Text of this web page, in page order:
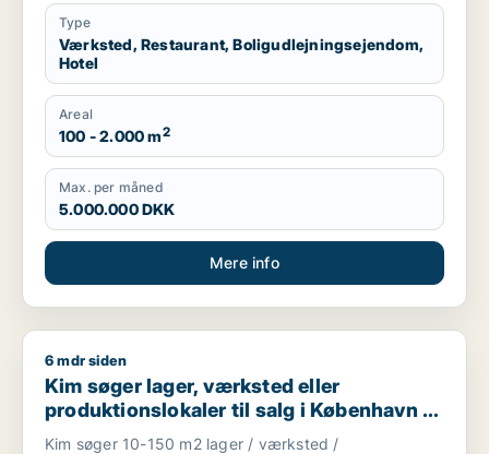
Type
Værksted, Restaurant, Boligudlejningsejendom,
Hotel
Areal
100 - 2.000 m2
Max. per måned
5.000.000 DKK
Mere info
Kim søger lager, værksted eller produktionslokaler til salg i
6 mdr siden
Kim søger lager, værksted eller
produktionslokaler til salg i København K,
Frederiksberg eller Amager m.fl.
Kim søger 10-150 m2 lager / værksted /